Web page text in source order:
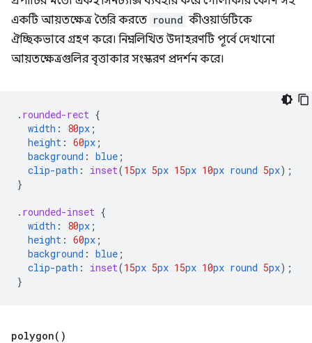
একটি আয়তক্ষেত্র তৈরি করতে round কীওয়ার্ডটিকে
ঐচ্ছিকভাবে গ্রহণ করে। নিম্নলিখিত উদাহরণটি পূর্বে দেখানো
আয়তক্ষেত্রগুলির বৃত্তাকার সংস্করণ প্রদর্শন করে।
. rounded-rect {
width : 80px ;
height : 60px ;
background : blue ;
clip-path : inset(15px 5px 15px 10px round 5px);
}
. rounded-inset {
width : 80px ;
height : 60px ;
background : blue ;
clip-path : inset(15px 5px 15px 10px round 5px);
}
polygon( )